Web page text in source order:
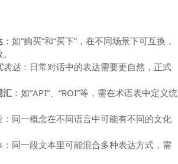
：如“购买”和“买下”，在不同场景下可互换，
表达：日常对话中的表达需要更自然，正式
汇 ：如“API”、“ROI”等，需在术语表中定义统
同一概念在不同语言中可能有不同的文化
同一段文本里可能混合多种表达方式，需